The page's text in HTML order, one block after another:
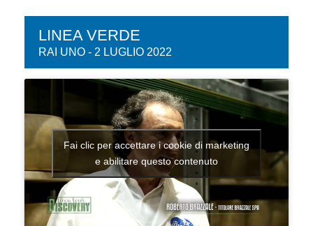
LINEA VERDE
RAI UNO - 2 LUGLIO 2022
Fai clic per accettare i cookie di marketing
e abilitare questo contenuto